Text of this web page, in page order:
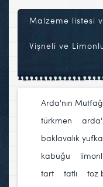
Malzeme listesi
Vişneli ve
Arda'nın
türkmen
baklavalık yufka
kabuğu
tart
tatlı toz